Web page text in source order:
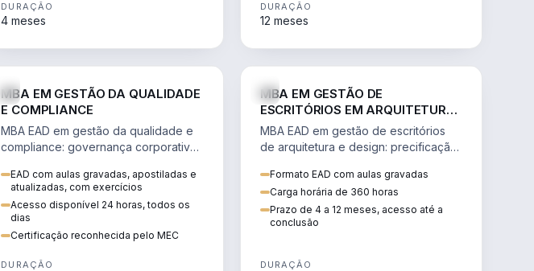
DURAÇÃO
4 meses
DURAÇÃO
12 meses
MBA EM GESTÃO DA QUALIDADE
E COMPLIANCE
MBA EAD em gestão da qualidade e
compliance: governança corporativa,
contínua e IA aplicada a processos.
EAD com aulas gravadas, apostiladas e
atualizadas, com exercícios
Acesso disponível 24 horas, todos os
dias
Certificação reconhecida pelo MEC
DURAÇÃO
MBA EM GESTÃO DE
ESCRITÓRIOS EM ARQUITETURA
E DESIGN
MBA EAD em gestão de escritórios
de arquitetura e design: precificação,
gestão de equipes criativas.
Formato EAD com aulas gravadas
Carga horária de 360 horas
Prazo de 4 a 12 meses, acesso até a
conclusão
DURAÇÃO